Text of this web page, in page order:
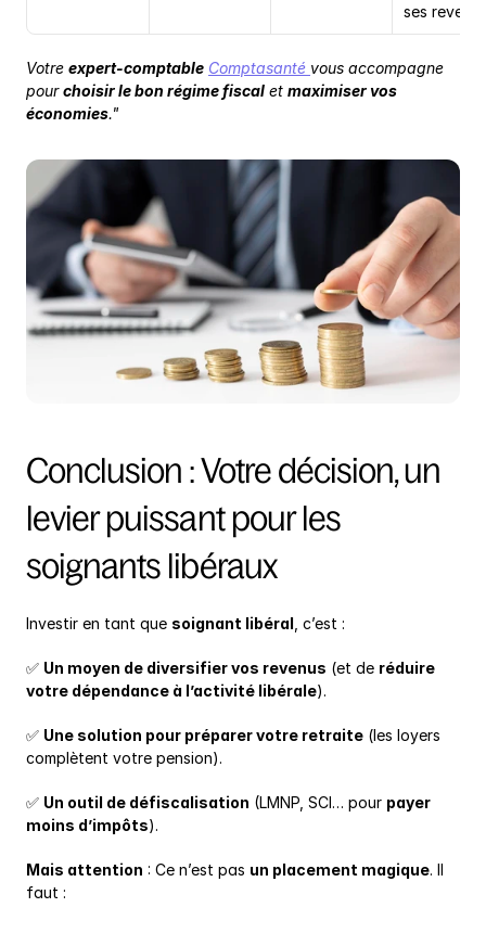
ses
Votre expert-comptable Comptasanté vous accompagne
pour choisir le bon régime fiscal et maximiser vos
économies."
Conclusion : Votre décision, un
levier puissant pour les
soignants libéraux
Investir en tant que soignant libéral , c’est :
✅ Un moyen de diversifier vos revenus (et de réduire
votre dépendance à l’activité libérale).
✅ Une solution pour préparer votre retraite (les loyers
complètent votre pension).
✅ Un outil de défiscalisation (LMNP, SCI… pour payer
moins d’impôts).
Mais attention : Ce n’est pas un placement magique. Il
faut :